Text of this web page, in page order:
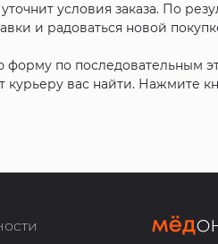
условия заказа. По
и радоваться новой
по последовательным
курьеру вас найти. Нажмите